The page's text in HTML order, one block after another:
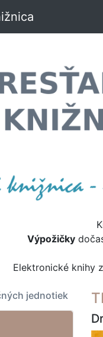
Výpožičky
Elektronické knihy
jednotiek